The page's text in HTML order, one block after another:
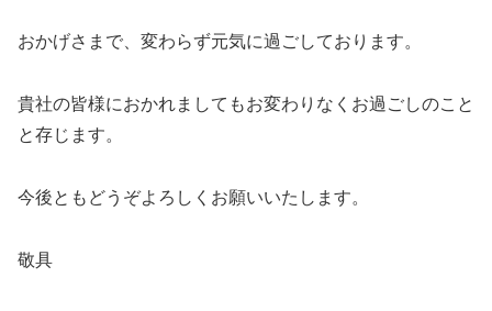
おかげさまで、変わらず元気に過ごしております。
貴社の皆様におかれましてもお変わりなくお過ごしのこと
と存じます。
今後ともどうぞよろしくお願いいたします。
敬具